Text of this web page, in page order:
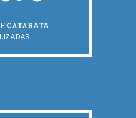
CATARATA